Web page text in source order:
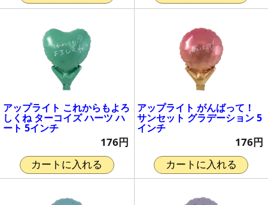
アップライト これからもよろ
しくね ターコイズ ハーツ ハ
ート 5インチ
176円
カートに入れる
アップライト がんばって！
サンセット グラデーション 5
インチ
176円
カートに入れる